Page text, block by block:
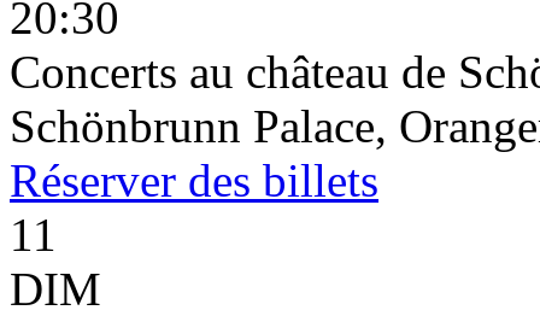
20:30
Concerts au château de
Schönbrunn Palace,
Réserver des billets
11
DIM